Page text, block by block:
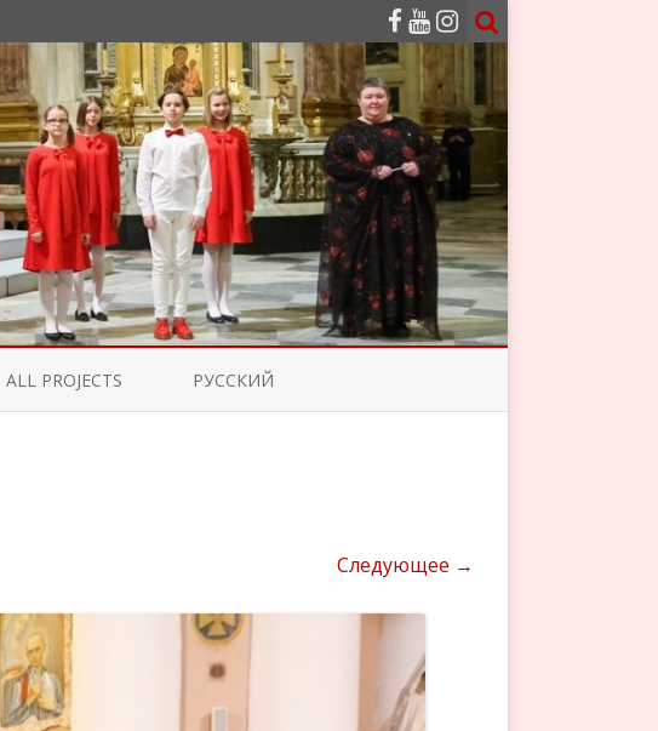
ALL PROJECTS РУССКИЙ
Следующее →